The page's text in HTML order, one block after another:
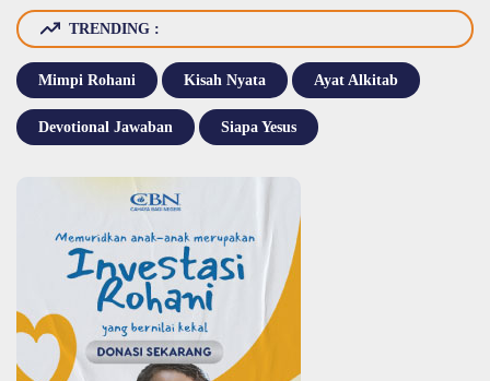
TRENDING :
Mimpi Rohani Kisah Nyata Ayat Alkitab
Devotional Jawaban Siapa Yesus